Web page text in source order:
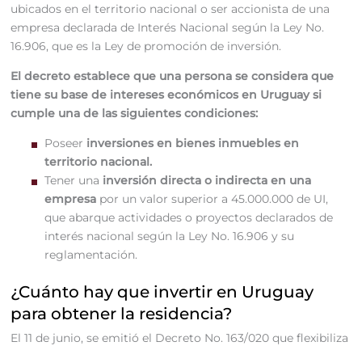
ubicados en el territorio nacional o ser accionista de una
empresa declarada de Interés Nacional según la Ley No.
16.906, que es la Ley de promoción de inversión.
El decreto establece que una persona se considera que
tiene su base de intereses económicos en Uruguay si
cumple una de las siguientes condiciones:
Poseer inversiones en bienes inmuebles en
territorio nacional.
Tener una inversión directa o indirecta en una
empresapor un valor superior a 45.000.000 de UI,
que abarque actividades o proyectos declarados de
interés nacional según la Ley No. 16.906 y su
reglamentación.
¿Cuánto hay que invertir en Uruguay
para obtener la residencia?
El 11 de junio, se emitió el Decreto No. 163/020 que flexibiliza